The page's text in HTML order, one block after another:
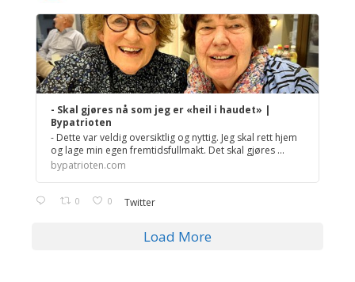
;
- Skal gjøres nå som jeg er «heil i haudet» |
Bypatrioten
- Dette var veldig oversiktlig og nyttig. Jeg skal rett hjem
og lage min egen fremtidsfullmakt. Det skal gjøres ...
bypatrioten.com
0 0 Twitter
Load More